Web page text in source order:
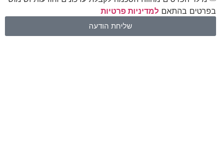
בפרטים בהתאם למדיניות פרטיות
שליחת הודעה